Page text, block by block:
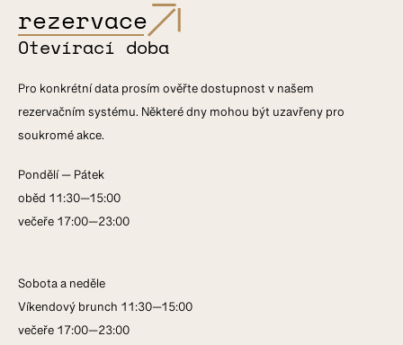
rezervace
Otevírací doba
Pro konkrétní data prosím ověřte dostupnost v našem
rezervačním systému. Některé dny mohou být uzavřeny pro
soukromé akce.
Pondělí — Pátek
oběd 11:30—15:00
večeře 17:00—23:00
Sobota a neděle
Víkendový brunch 11:30—15:00
večeře 17:00—23:00